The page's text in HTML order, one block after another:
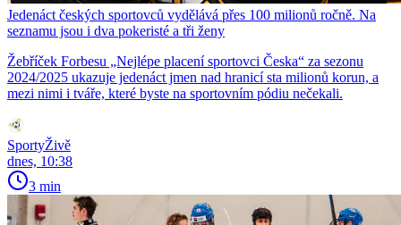
Jedenáct českých sportovců vydělává přes 100 milionů ročně. Na
seznamu jsou i dva pokeristé a tři ženy
Žebříček Forbesu „Nejlépe placení sportovci Česka“ za sezonu
2024/2025 ukazuje jedenáct jmen nad hranicí sta milionů korun, a
mezi nimi i tváře, které byste na sportovním pódiu nečekali.
SportyŽivě
dnes, 10:38
3 min